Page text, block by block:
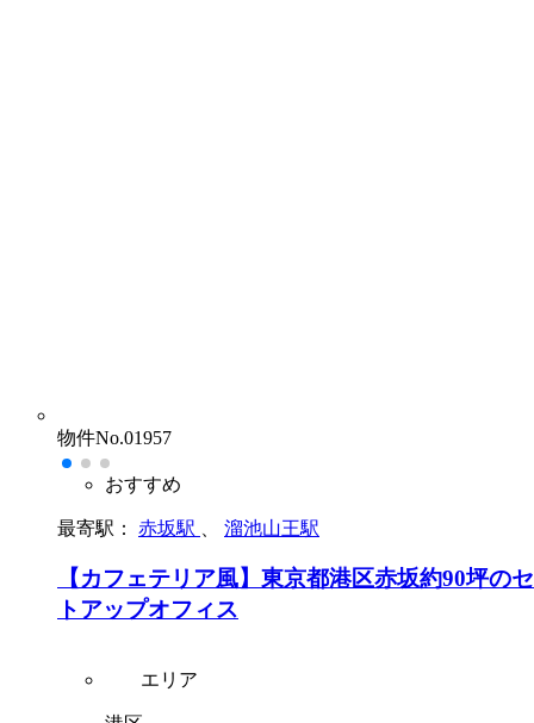
物件No.01957
おすすめ
最寄駅： 赤坂駅 溜池山王駅
【カフェテリア風】東京都港区赤坂約90坪の
トアップオフィス
エリア